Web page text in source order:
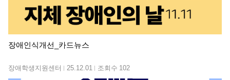
장애인식개선_카드뉴스
장애학생지원센터 25.12.01 조회수 102